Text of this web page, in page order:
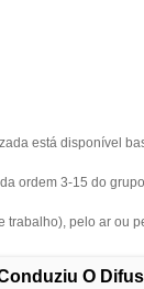
está disponível
ordem 3-15 do
trabalho), pelo ar ou
O